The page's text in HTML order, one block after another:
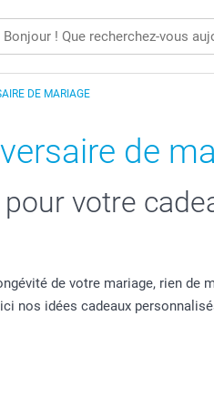
DE MARIAGE
de
votre
de votre mariage, rien de
nos idées cadeaux